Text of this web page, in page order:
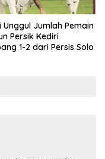
Unggul Jumlah Pemain
Persik Kediri
1-2 dari Persis Solo